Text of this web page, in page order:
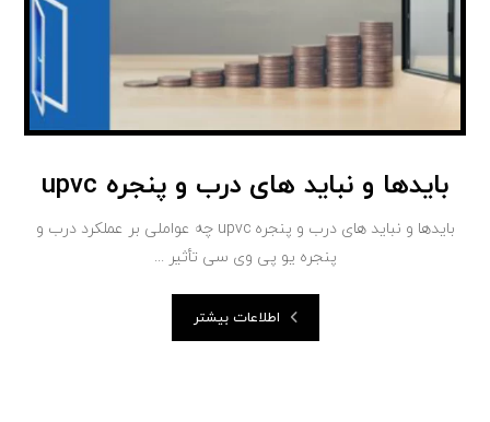
بایدها و نباید های درب و پنجره upvc
بایدها و نباید های درب و پنجره upvc چه عواملی بر عملکرد درب و
پنجره یو پی وی سی تأثیر ...
اطلاعات بیشتر